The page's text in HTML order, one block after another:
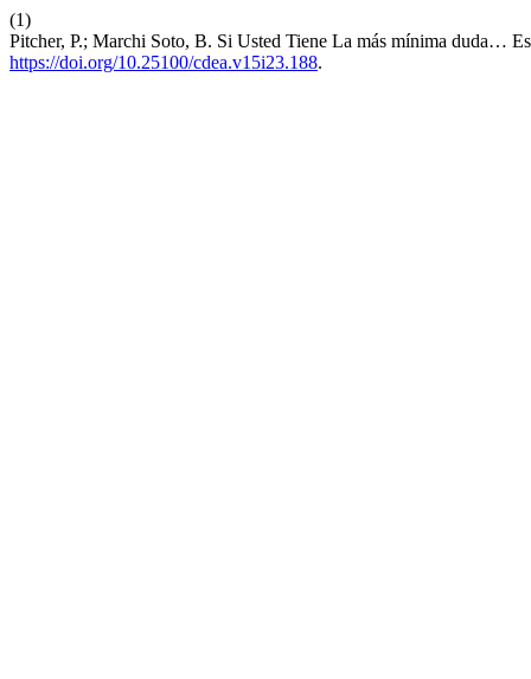
(1)
Pitcher, P.; Marchi Soto, B. Si Usted Tiene La más mínima duda…
https://doi.org/10.25100/cdea.v15i23.188.